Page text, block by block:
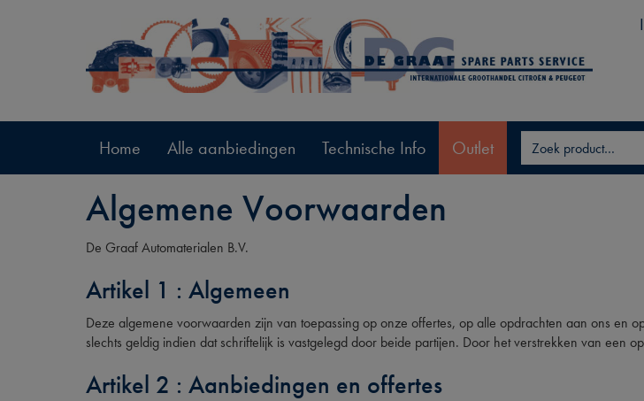
Home Alle aanbiedingen Technische Info Outlet
Algemene Voorwaarden
De Graaf Automaterialen B.V.
Artikel 1 : Algemeen
Deze algemene voorwaarden zijn van toepassing op onze offertes, op alle opdrachten aan ons en
slechts geldig indien dat schriftelijk is vastgelegd door beide partijen. Door het verstrekken van een
Artikel 2 : Aanbiedingen en offertes